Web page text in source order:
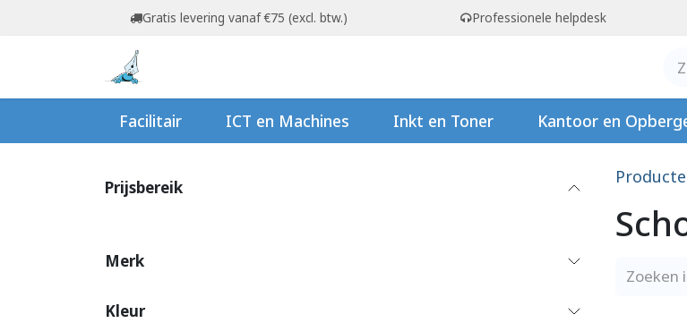
Overslaan naar inhoudGratis levering vanaf €75 (excl. btw.) Professionele helpdesk
Facilitair ICT en Machines Inkt en Toner Kantoor en
Prijsbereik
Merk
Kleur